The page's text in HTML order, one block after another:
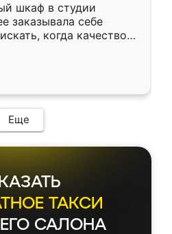
шкаф в студии
заказывала себе
когда качеством
кухня уже почти
нет.
Еще
ТАКСИ
САЛОНА